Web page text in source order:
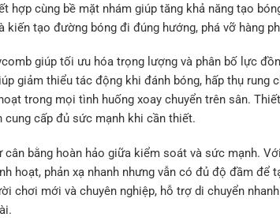
hợp cùng bề mặt nhám giúp tăng khả năng tạo
kiến tạo đường bóng đi đúng hướng, phá vỡ hàng
giúp tối ưu hóa trọng lượng và phân bố lực
giảm thiểu tác động khi đánh bóng, hấp thụ rung
trong mọi tình huống xoay chuyển trên sân.
cung cấp đủ sức mạnh khi cần thiết.
bằng hoàn hảo giữa kiểm soát và sức mạnh.
hoạt, phản xạ nhanh nhưng vẫn có đủ độ đầm để
chơi mới và chuyên nghiệp, hỗ trợ di chuyển